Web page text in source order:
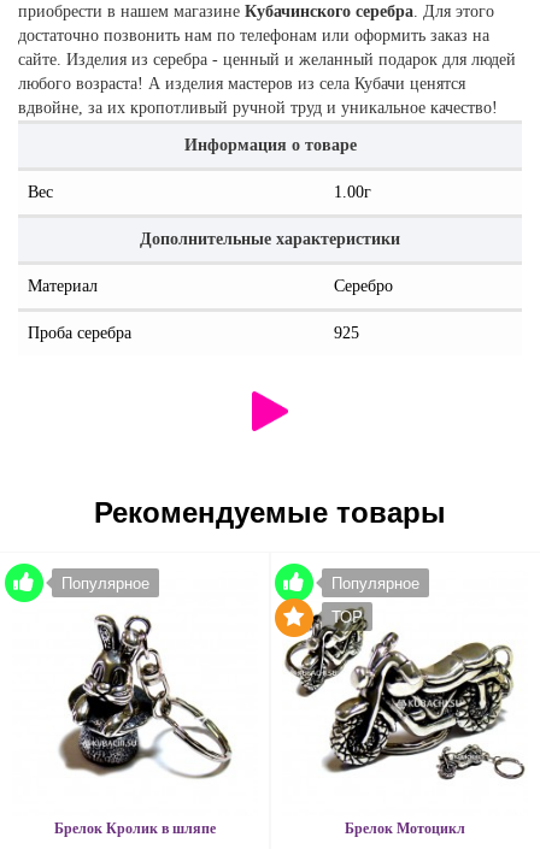
приобрести в нашем магазине Кубачинского серебра . Для этого
достаточно позвонить нам по телефонам или оформить заказ на
сайте. Изделия из серебра - ценный и желанный подарок для людей
любого возраста! А изделия мастеров из села Кубачи ценятся
вдвойне, за их кропотливый ручной труд и уникальное качество!
Информация о товаре
Вес 1.00г
Дополнительные характеристики
Материал Серебро
Проба серебра 925
Рекомендуемые товары
Популярное
Брелок Кролик в шляпе
Популярное
TOP
Брелок Мотоцикл